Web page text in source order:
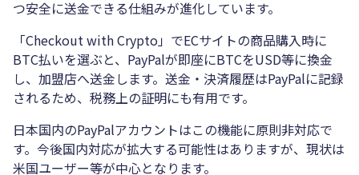
つ安全に送金できる仕組みが進化しています。
「Checkout with Crypto」でECサイトの商品購入時に
BTC払いを選ぶと、PayPalが即座にBTCをUSD等に換金
し、加盟店へ送金します。送金・決済履歴はPayPalに記録
されるため、税務上の証明にも有用です。
日本国内のPayPalアカウントはこの機能に原則非対応で
す。今後国内対応が拡大する可能性はありますが、現状は
米国ユーザー等が中心となります。